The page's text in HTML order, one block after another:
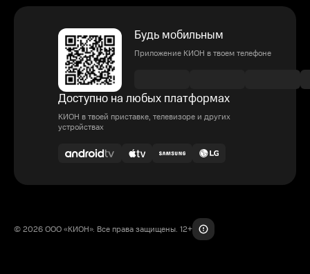
Будь мобильным
Приложение КИОН в твоем телефоне
Доступно на любых платформах
КИОН в твоей приставке, телевизоре и других
устройствах
© 2026 ООО «КИОН». Все права защищены. 12+